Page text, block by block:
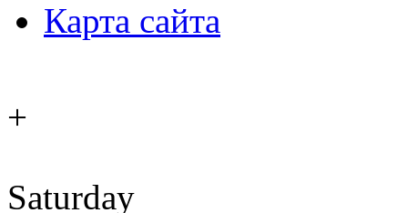
Карта сайта
+
Saturday